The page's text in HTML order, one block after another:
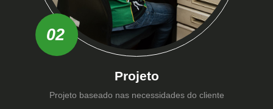
02
Projeto
Projeto baseado nas necessidades do cliente